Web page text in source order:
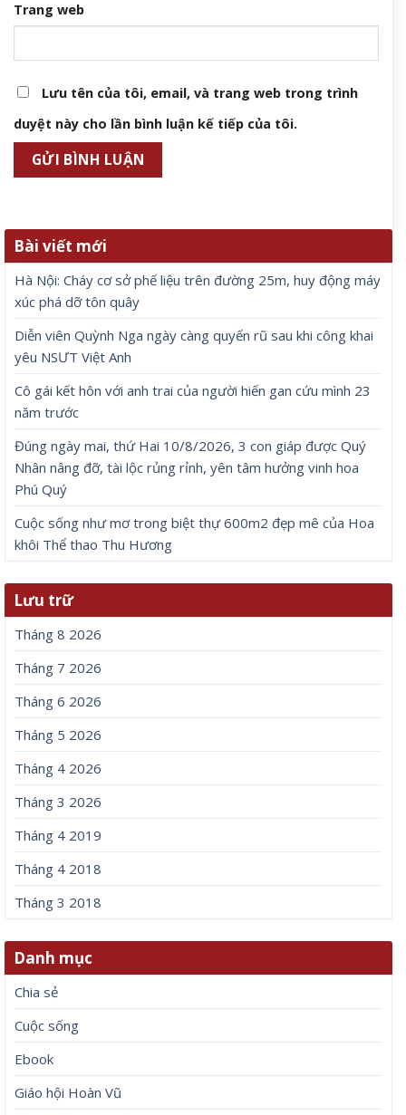
Trang web
Lưu tên của tôi, email, và trang web trong trình
duyệt này cho lần bình luận kế tiếp của tôi.
Bài viết mới
Hà Nội: Cháy cơ sở phế liệu trên đường 25m, huy động máy
xúc phá dỡ tôn quây
Diễn viên Quỳnh Nga ngày càng quyến rũ sau khi công khai
yêu NSƯT Việt Anh
Cô gái kết hôn với anh trai của người hiến gan cứu mình 23
năm trước
Đúng ngày mai, thứ Hai 10/8/2026, 3 con giáp được Quý
Nhân nâng đỡ, tài lộc rủng rỉnh, yên tâm hưởng vinh hoa
Phú Quý
Cuộc sống như mơ trong biệt thự 600m2 đẹp mê của Hoa
khôi Thể thao Thu Hương
Lưu trữ
Tháng 8 2026
Tháng 7 2026
Tháng 6 2026
Tháng 5 2026
Tháng 4 2026
Tháng 3 2026
Tháng 4 2019
Tháng 4 2018
Tháng 3 2018
Danh mục
Chia sẻ
Cuộc sống
Ebook
Giáo hội Hoàn Vũ